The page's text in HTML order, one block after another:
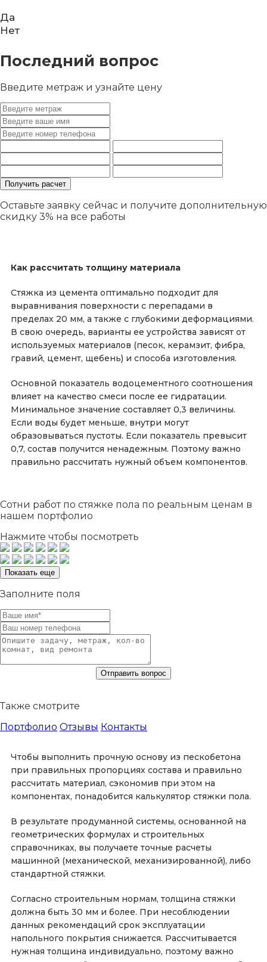
Да
Нет
Последний вопрос
Введите метраж и узнайте цену
Оставьте заявку сейчас и получите дополнительную
скидку 3% на все работы
Как рассчитать толщину материала
Стяжка из цемента оптимально подходит для
выравнивания поверхности с перепадами в
пределах 20 мм, а также с глубокими деформациями.
В свою очередь, варианты ее устройства зависят от
используемых материалов (песок, керамзит, фибра,
гравий, цемент, щебень) и способа изготовления.
Основной показатель водоцементного соотношения
влияет на качество смеси после ее гидратации.
Минимальное значение составляет 0,3 величины.
Если воды будет меньше, внутри могут
образовываться пустоты. Если показатель превысит
0,7, состав получится ненадежным. Поэтому важно
правильно рассчитать нужный объем компонентов.
Сотни работ по стяжке пола по реальным ценам в
нашем портфолио
Нажмите чтобы посмотреть
Показать еще
Заполните поля
Также смотрите
Портфолио Отзывы Контакты
Чтобы выполнить прочную основу из пескобетона
при правильных пропорциях состава и правильно
рассчитать материал, сэкономив при этом на
компонентах, понадобится калькулятор стяжки пола.
В результате продуманной системы, основанной на
геометрических формулах и строительных
справочниках, вы получаете точные расчеты
машинной (механической, механизированной), либо
стандартной стяжки.
Согласно строительным нормам, толщина стяжки
должна быть 30 мм и более. При несоблюдении
данных рекомендаций срок эксплуатации
напольного покрытия снижается. Рассчитывается
нужная толщина индивидуально, поэтому важно